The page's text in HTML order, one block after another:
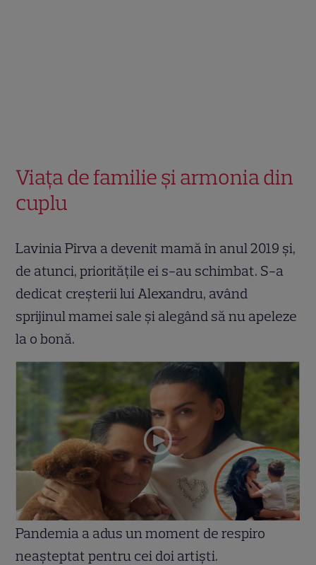
Viața de familie și armonia din
cuplu
Lavinia Pîrva a devenit mamă în anul 2019 și,
de atunci, prioritățile ei s-au schimbat. S-a
dedicat creșterii lui Alexandru, având
sprijinul mamei sale și alegând să nu apeleze
la o bonă.
Pandemia a adus un moment de respiro
neașteptat pentru cei doi artiști.